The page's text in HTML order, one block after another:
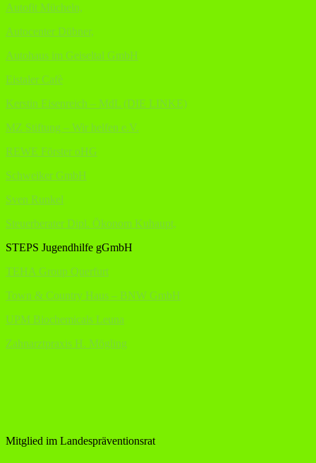
Autofit Mücheln,
Autocenter Dübner,
Autohaus im Geiseltal GmbH
Eistaler Cafè
Kerstin Eisenreich – MdL (DIE LINKE)
MZ Stiftung – Wir helfen e.V.
REWE Förster oHG
Schweiker GmbH
Sven Runkel
Steuerberater Dipl. Ökonom Kuhaupt,
STEPS Jugendhilfe gGmbH
TEHA Group Querfurt
Town & Country Haus – BNW GmbH
UPM Biochemicals Leuna
Zahnarztpraxis H. Mögling
Mitglied im Landespräventionsrat